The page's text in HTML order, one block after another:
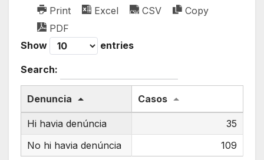
Print Excel CSV
Copy
PDF
Show
entries
Search:
Denuncia Casos
Hi havia denúncia
35
No hi havia denúncia
109